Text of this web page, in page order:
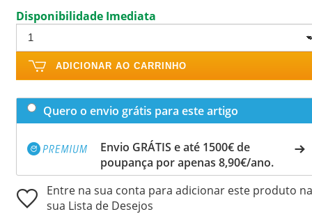
Disponibilidade Imediata
ADICIONAR AO CARRINHO
Quero o envio grátis para este artigo
Envio GRÁTIS e até 1500€ de
poupança por apenas 8,90€/ano.
Entre na sua conta para adicionar este produto na
sua Lista de Desejos